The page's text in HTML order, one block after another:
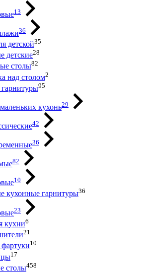
13
36
детской35
детские28
столы82
над столом2
95
кухонь29
42
36
82
10
кухонные гарнитуры36
23
кухни6
21
10
17
столы458